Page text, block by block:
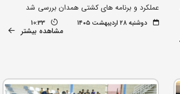
عملکرد و برنامه های کشتی همدان بررسی شد
دوشنبه ۲۸ اردیبهشت ۱۴۰۵ 10:33
مشاهده بیشتر